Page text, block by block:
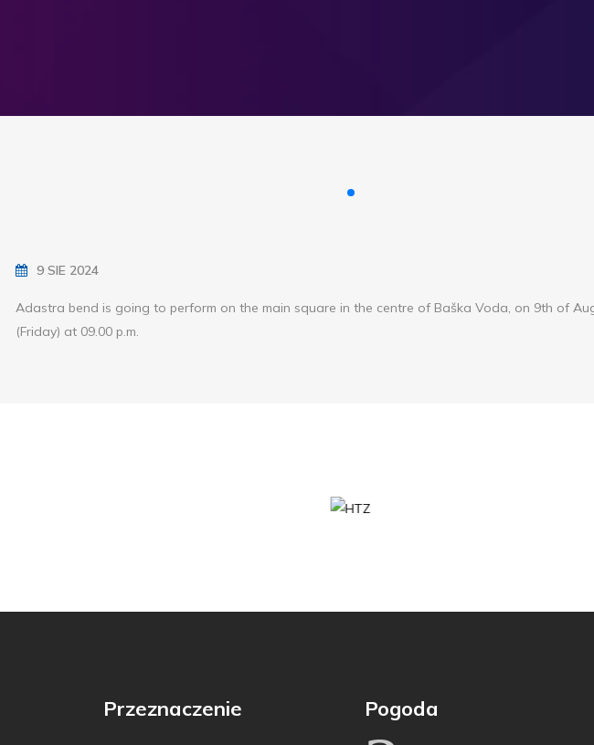
9 SIE 2024
Adastra bend is going to perform on the main square in the centre of Baška Voda, on 9th of
(Friday) at 09.00 p.m.
Przeznaczenie Pogoda